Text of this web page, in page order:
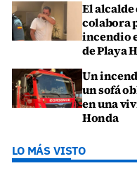
El
colabora
incendio
de Playa
Un
un sofá
en una
Honda
LO MÁS VISTO